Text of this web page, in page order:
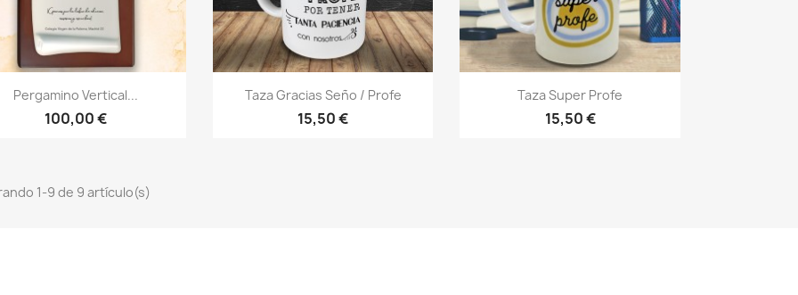
Vista rápida
Pergamino Vertical...
100,00 €
Vista rápida
Taza Gracias Seño / Profe
15,50 €
Vista rápida
Taza Super Profe
15,50 €
1-9 de 9 artículo(s)